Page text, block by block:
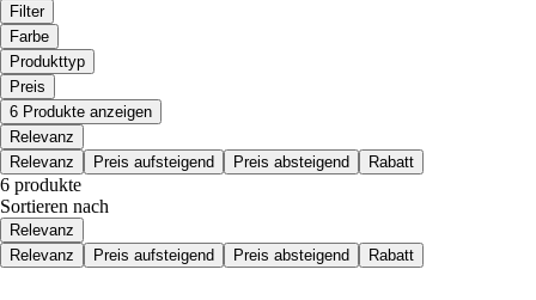
Filter
Farbe
Produkttyp
Preis
6 Produkte anzeigen
Relevanz
Relevanz
Preis aufsteigend Preis absteigend Rabatt
6 produkte
Sortieren nach
Relevanz
Relevanz
Preis aufsteigend Preis absteigend Rabatt